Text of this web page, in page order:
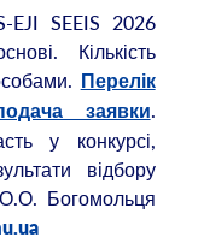
EJI SEEIS 2026
Кількість
Перелік
заявки.
у конкурсі,
відбору
Богомольця